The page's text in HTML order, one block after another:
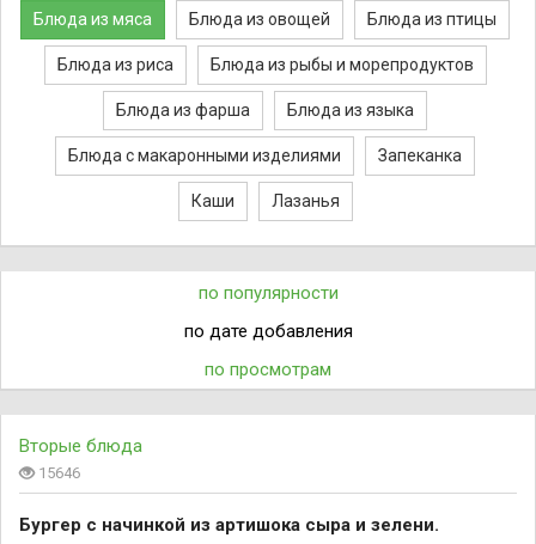
Блюда из мяса Блюда из овощей Блюда из птицы
Блюда из риса Блюда из рыбы и морепродуктов
Блюда из фарша Блюда из языка
Блюда с макаронными изделиями Запеканка
Каши Лазанья
по популярности
по дате добавления
по просмотрам
Вторые блюда
15646
Бургер с начинкой из артишока сыра и зелени.